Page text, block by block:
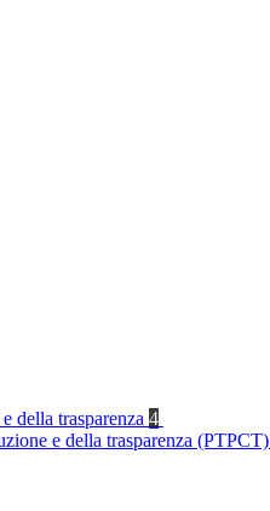
della trasparenza 4
e della trasparenza (PTPCT)